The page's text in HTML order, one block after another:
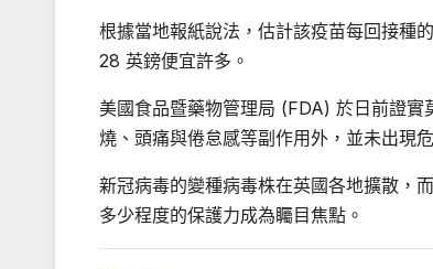
根據當地報紙說法，估計該疫苗每回接種
28 英鎊便宜許多。
美國食品暨藥物管理局 (FDA) 於日前證
燒、頭痛與倦怠感等副作用外，並未出現
新冠病毒的變種病毒株在英國各地擴散，
多少程度的保護力成為矚目焦點。